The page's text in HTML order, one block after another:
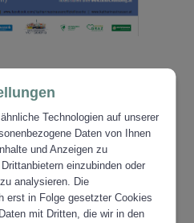
VERANSTALTUNGEN
Technologien auf unserer
Daten von Ihnen
und Anzeigen zu
einzubinden oder
analysieren. Die
erst in Folge gesetzter Cookies
mit Dritten, die wir in den